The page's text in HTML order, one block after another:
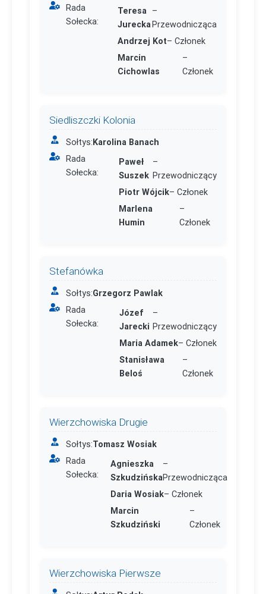
Rada
Sołecka:
Teresa
Jurecka
–
Przewodnicząca
Andrzej Kot– Członek
Marcin
Cichowlas
–
Członek
Siedliszczki Kolonia
Sołtys:Karolina Banach
Rada
Sołecka:
Paweł
Suszek
–
Przewodniczący
Piotr Wójcik– Członek
Marlena
Humin
–
Członek
Stefanówka
Sołtys:Grzegorz Pawlak
Rada
Sołecka:
Józef
Jarecki
–
Przewodniczący
Maria Adamek– Członek
Stanisława
Beloś
–
Członek
Wierzchowiska Drugie
Sołtys:Tomasz Wosiak
Rada
Sołecka:
Agnieszka
Szkudzińska
–
Przewodnicząca
Daria Wosiak– Członek
Marcin
Szkudziński
–
Członek
Wierzchowiska Pierwsze